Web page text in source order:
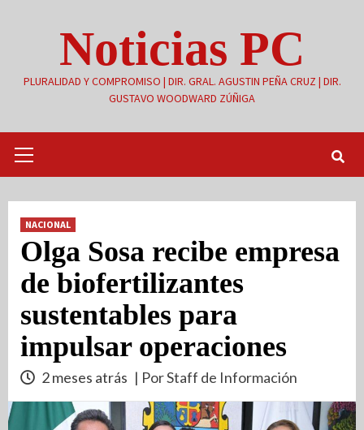
Noticias PC
PLURALIDAD Y COMPROMISO | DIR. GRAL. AGUSTIN PEÑA CRUZ | DIR.
GUSTAVO WOODWARD ZÚÑIGA
primario
NACIONAL
Olga Sosa recibe empresa
de biofertilizantes
sustentables para
impulsar operaciones
2 meses atrás | Por Staff de Información